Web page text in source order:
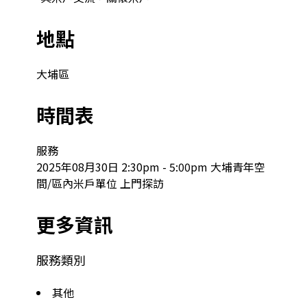
地點
大埔區
時間表
服務
2025年08月30日 2:30pm - 5:00pm 大埔青年空
間/區內米戶單位 上門探訪
更多資訊
服務類別
其他